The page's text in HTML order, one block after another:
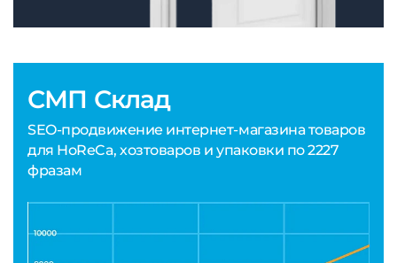
СМП Склад
SEO-продвижение интернет-магазина товаров
для HoReCa, хозтоваров и упаковки по 2227
фразам